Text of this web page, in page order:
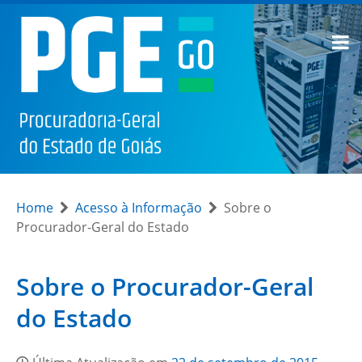
Home Acesso à Informação
Sobre o
Procurador-Geral do Estado
Sobre o Procurador-Geral
do Estado